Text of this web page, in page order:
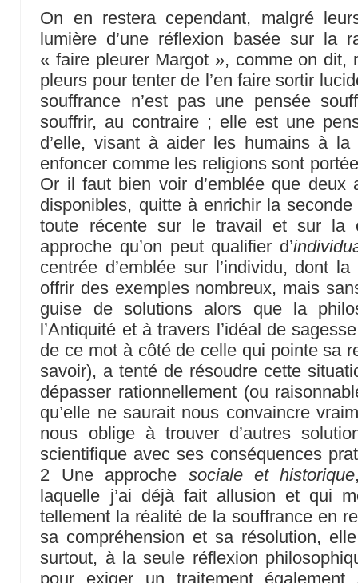
On en restera cependant, malgré
lumière d’une réflexion basée sur la
« faire pleurer Margot », comme on dit,
pleurs pour tenter de l’en faire sortir
souffrance n’est pas une pensée
souffrir, au contraire ; elle est une
d’elle, visant à aider les humains à
enfoncer comme les religions sont
Or il faut bien voir d’emblée que deux
disponibles, quitte à enrichir la seconde
toute récente sur le travail et sur la
approche qu’on peut qualifier d’
centrée d’emblée sur l’individu, dont
offrir des exemples nombreux, mais
guise de solutions alors que la
l’Antiquité et à travers l’idéal de
de ce mot à côté de celle qui pointe sa
savoir), a tenté de résoudre cette
dépasser rationnellement (ou
qu’elle ne saurait nous convaincre
nous oblige à trouver d’autres
scientifique avec ses conséquences
2 Une approche sociale et historique
laquelle j’ai déjà fait allusion et qui
tellement la réalité de la souffrance en
sa compréhension et sa résolution,
surtout, à la seule réflexion
pour exiger un traitement